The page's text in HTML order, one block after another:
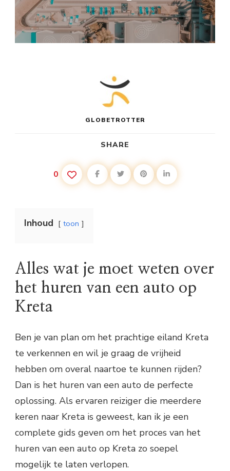
GLOBETROTTER
SHARE
0
Inhoud toon
Alles wat je moet weten over
het huren van een auto op
Kreta
Ben je van plan om het prachtige eiland Kreta
te verkennen en wil je graag de vrijheid
hebben om overal naartoe te kunnen rijden?
Dan is het huren van een auto de perfecte
oplossing. Als ervaren reiziger die meerdere
keren naar Kreta is geweest, kan ik je een
complete gids geven om het proces van het
huren van een auto op Kreta zo soepel
mogelijk te laten verlopen.